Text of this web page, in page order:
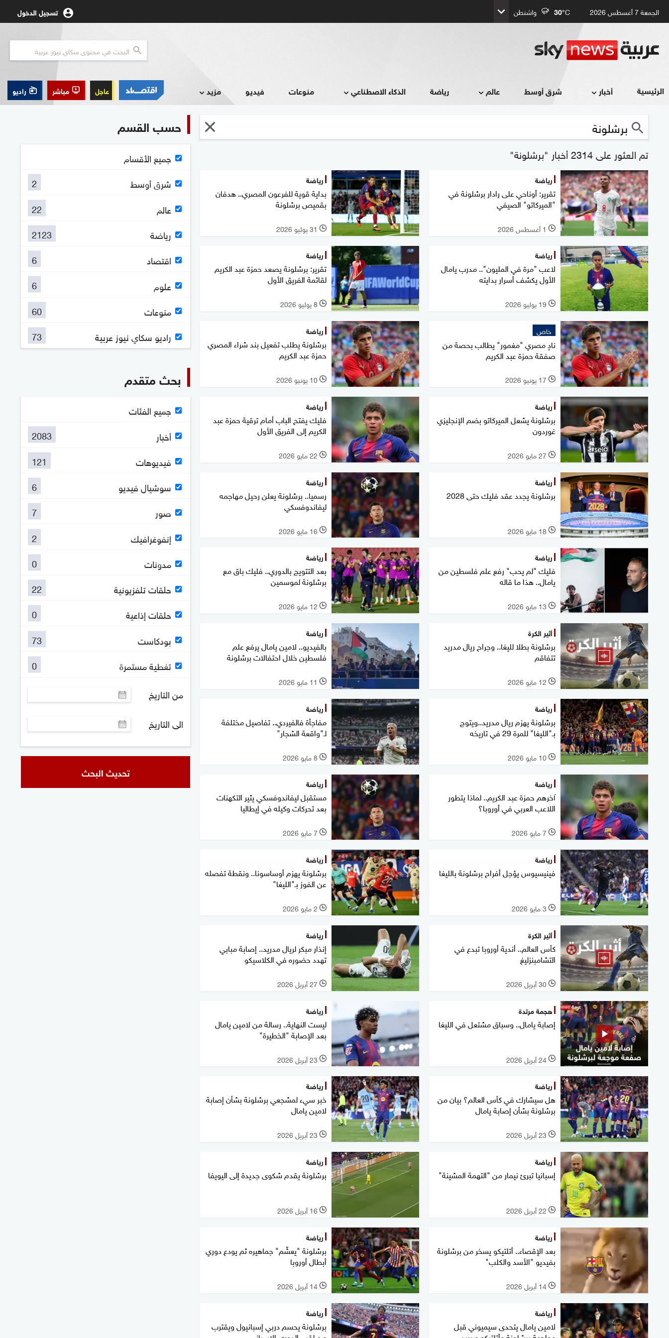
الجمعة 7 أغسطس 2026 30°C واشنطن تسجيل الدخول
الرئيسية أخبار شرق أوسط عالم رياضة الذكاء الاصطناعي منوعات فيديو مزيد عاجل مباشر راديو
تم العثور على 2314 أخبار "برشلونة"
رياضة
تقرير: أوناحي على رادار برشلونة في
"الميركاتو" الصيفي
l 1 أغسطس 2026
رياضة
بداية قوية للفرعون المصري.. هدفان
بقميص برشلونة
l 31 يوليو 2026
رياضة
لاعب "مرة في المليون".. مدرب يامال
الأول يكشف أسرار بدايته
l 19 يوليو 2026
رياضة
تقرير: برشلونة يصعد حمزة عبد الكريم
لقائمة الفريق الأول
l 8 يوليو 2026
خاص
نادٍ مصري "مغمور" يطالب بحصة من
صفقة حمزة عبد الكريم
l 17 يونيو 2026
رياضة
برشلونة يطلب تفعيل بند شراء المصري
حمزة عبد الكريم
l 10 يونيو 2026
رياضة
برشلونة يشعل الميركاتو بضم الإنجليزي
غوردون
l 27 مايو 2026
رياضة
فليك يفتح الباب أمام ترقية حمزة عبد
الكريم إلى الفريق الأول
l 22 مايو 2026
رياضة
برشلونة يجدد عقد فليك حتى 2028
l 18 مايو 2026
رياضة
رسميا.. برشلونة يعلن رحيل مهاجمه
ليفاندوفسكي
l 16 مايو 2026
رياضة
فليك "لم يحب" رفع علم فلسطين من
يامال.. هذا ما قاله
l 13 مايو 2026
رياضة
بعد التتويج بالدوري.. فليك باق مع
برشلونة لموسمين
l 12 مايو 2026
أثير الكرة
برشلونة بطلا لليغا.. وجراح ريال مدريد
تتفاقم
l 12 مايو 2026
رياضة
بالفيديو.. لامين يامال يرفع علم
فلسطين خلال احتفالات برشلونة
l 11 مايو 2026
رياضة
برشلونة يهزم ريال مدريد..ويتوج
بـ"الليغا" للمرة 29 في تاريخه
l 10 مايو 2026
رياضة
مفاجأة فالفيردي.. تفاصيل مختلفة
لـ"واقعة الشجار"
l 8 مايو 2026
رياضة
آخرهم حمزة عبد الكريم.. لماذا يتطور
اللاعب العربي في أوروبا؟
l 7 مايو 2026
رياضة
مستقبل ليفاندوفسكي يثير التكهنات
بعد تحركات وكيله في إيطاليا
l 7 مايو 2026
رياضة
فينيسيوس يؤجل أفراح برشلونة بالليغا
l 3 مايو 2026
رياضة
برشلونة يهزم أوساسونا.. ونقطة تفصله
عن الفوز بـ"الليغا"
l 2 مايو 2026
أثير الكرة
كأس العالم.. أندية أوروبا تبدع في
التشامبنزليغ
l 30 أبريل 2026
رياضة
إنذار مبكر لريال مدريد.. إصابة مبابي
تهدد حضوره في الكلاسيكو
l 27 أبريل 2026
هجمة مرتدة
إصابة يامال.. وسباق مشتعل في الليغا
l 24 أبريل 2026
رياضة
ليست النهاية.. رسالة من لامين يامال
بعد الإصابة "الخطيرة"
l 23 أبريل 2026
رياضة
هل سيشارك في كأس العالم؟ بيان من
برشلونة بشأن إصابة يامال
l 23 أبريل 2026
رياضة
خبر سيء لمشجعي برشلونة بشأن إصابة
لامين يامال
l 23 أبريل 2026
رياضة
إسبانيا تبرئ نيمار من "التهمة المشينة"
l 22 أبريل 2026
رياضة
برشلونة يقدم شكوى جديدة إلى اليويفا
l 16 أبريل 2026
رياضة
بعد الإقصاء.. أتلتيكو يسخر من برشلونة
بفيديو "الأسد والكلب"
l 14 أبريل 2026
رياضة
برشلونة "يعشّم" جماهيره ثم يودع دوري
أبطال أوروبا
l 14 أبريل 2026
رياضة
لامين يامال يتحدى سيميوني قبل
رياضة
برشلونة يحسم دربي إسبانيول ويقترب
حسب القسم
جميع الأقسام
شرق أوسط
2
عالم
22
رياضة
2123
اقتصاد
6
علوم
6
منوعات
60
راديو سكاي نيوز عربية
73
بحث متقدم
جميع الفئات
أخبار
2083
فيديوهات
121
سوشيال فيديو
6
صور
7
إنفوغرافيك
2
مدونات
0
حلقات تلفزيونية
22
حلقات إذاعية
0
بودكاست
73
تغطية مستمرة
0
من التاريخ
الى التاريخ
تحديث البحث